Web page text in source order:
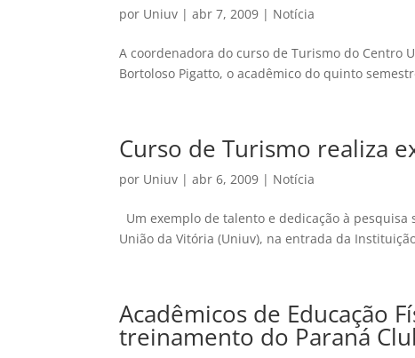
por Uniuv |abr 7, 2009 | Notícia
A coordenadora do curso de Turismo do Centro
Bortoloso Pigatto, o acadêmico do quinto
Curso de Turismo realiza
por Uniuv |abr 6, 2009 | Notícia
Um exemplo de talento e dedicação à
União da Vitória (Uniuv), na entrada da
Acadêmicos de Educação
treinamento do Paraná